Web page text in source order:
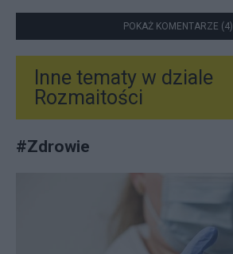
POKAŻ KOMENTARZE (4)
Inne tematy w dziale
Rozmaitości
#Zdrowie